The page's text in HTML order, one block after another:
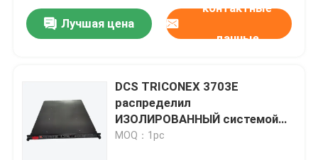
Видеозаписи
Лучшая цена
контактные
данные
DCS TRICONEX 3703E
распределил
ИЗОЛИРОВАННЫЙ системой
управления МОДУЛЬ ВВОДА
MOQ：1pc